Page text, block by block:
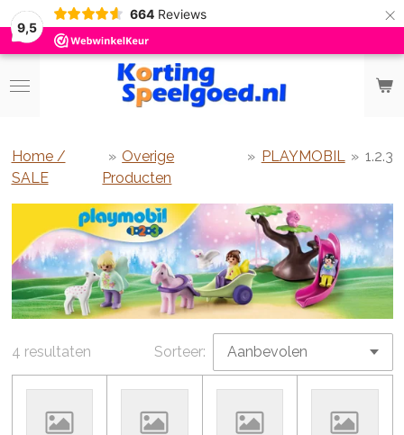
9,5
664 Reviews ×
Home /
SALE
» Overige
Producten
» PLAYMOBIL » 1.2.3
4 resultaten Sorteer: